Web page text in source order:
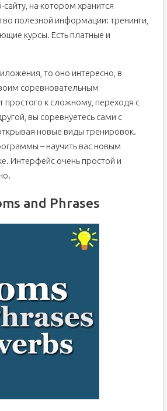
на котором хранится
полезной информации: тренинги,
курсы. Есть платные и
то оно интересно, в
соревновательным
простого к сложному, переходя с
вы соревнуетесь сами с
новые виды тренировок.
– научить вас новым
Интерфейс очень простой и
and Phrases